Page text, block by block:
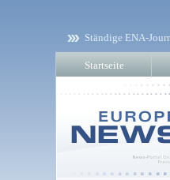
Ständige ENA-
Startseite